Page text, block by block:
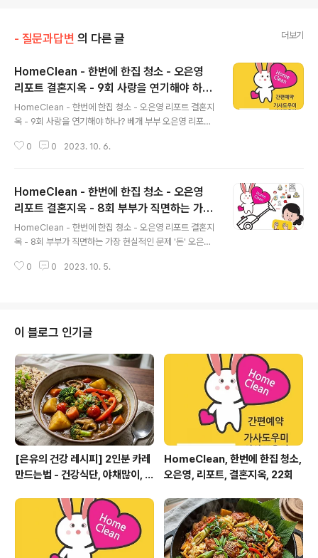
- 질문과답변 의 다른 글 더보기
HomeClean - 한번에 한집 청소 - 오은영
리포트 결혼지옥 - 9회 사랑을 연기해야 하
나? 베개 부부
HomeClean - 한번에 한집 청소 - 오은영 리포트 결혼지
옥 - 9회 사랑을 연기해야 하나? 베개 부부 오은영 리포트
playvod.imbc.com/Templete/VodView?bid=100
좋은 친 아홉 번째 부부는 불과 결혼 4년 차에 접어들었다
는 30대 신혼부부였다. 통계청이 발표한 자료에 따르면 전
체 부부 중에서도 결혼 0~4년 차 신혼부부의 이혼율이 1
8.8%로 가장 높다. 겉보기엔 알콩 playvod.imbc.com
==HomeClean (앱)=== 안드로이드 업데이드 예정 , 아
이폰 검수중 ht..
0 0 2023. 10. 6.
HomeClean - 한번에 한집 청소 - 오은영
리포트 결혼지옥 - 8회 부부가 직면하는 가장
현실적인 문제 '돈'
HomeClean - 한번에 한집 청소 - 오은영 리포트 결혼지
옥 - 8회 부부가 직면하는 가장 현실적인 문제 '돈' 오은영
제 '돈' https://playvod.imbc.com/Templete/VodVi
인 ‘돈’ 때문에 갈등을 겪는 일명 ‘비공개 부부’가 출연한다.
아내에게 월급을 알려주지 않는 남편과 그런 남편에게 신
뢰를 잃고 지칠 대로 지쳐버렸다 playvod.imbc.com =
=HomeClean (앱)=== 안드로이드 업데이드 예정 , 아
이폰 검수중 h..
0 0 2023. 10. 5.
이 블로그 인기글
[은유의 건강 레시피] 2인분 카레
만드는법 - 건강식단, 야채많이, 맛
HomeClean, 한번에 한집 청소,
오은영, 리포트, 결혼지옥, 22회